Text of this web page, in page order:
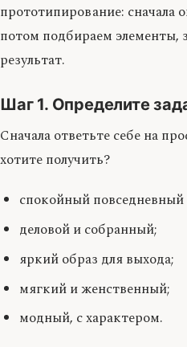
прототипирование: сначала
потом подбираем элементы,
результат.
Шаг 1. Определите
Сначала ответьте себе на
хотите получить?
спокойный
деловой и собранный;
яркий образ для выхода;
мягкий и женственный;
модный, с характером.